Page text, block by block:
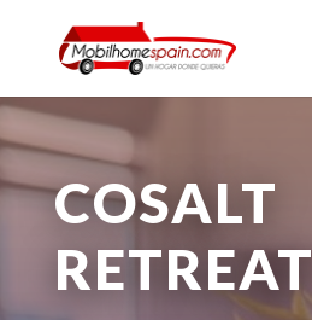
COSALT
RETREAT